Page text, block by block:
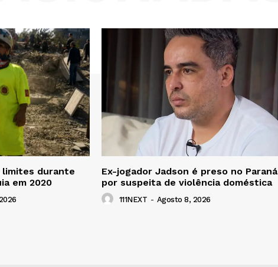
limites durante
em 2020
Ex-jogador Jadson é preso no Paraná
por suspeita de violência doméstica
111NEXT - Agosto 8, 2026